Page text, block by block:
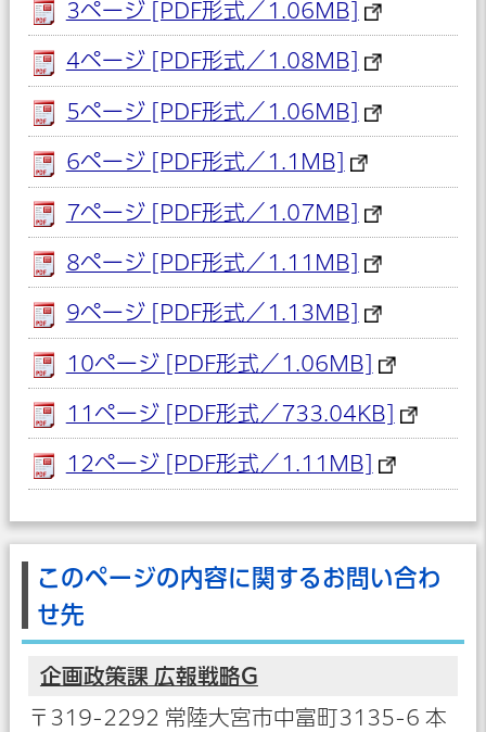
3ページ [PDF形式／1.06MB]
4ページ [PDF形式／1.08MB]
5ページ [PDF形式／1.06MB]
6ページ [PDF形式／1.1MB]
7ページ [PDF形式／1.07MB]
8ページ [PDF形式／1.11MB]
9ページ [PDF形式／1.13MB]
10ページ [PDF形式／1.06MB]
11ページ [PDF形式／733.04KB]
12ページ [PDF形式／1.11MB]
このページの内容に関するお問い合わ
せ先
企画政策課 広報戦略G
〒319-2292 常陸大宮市中富町3135-6 本